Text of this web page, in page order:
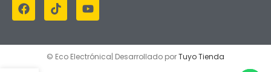
© Eco Electrónica| Desarrollado porTuyo Tienda